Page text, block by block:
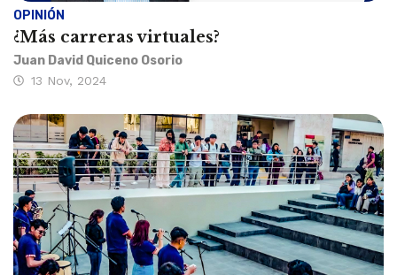
OPINIÓN
¿Más carreras virtuales?
Juan David Quiceno Osorio
13 Nov, 2024